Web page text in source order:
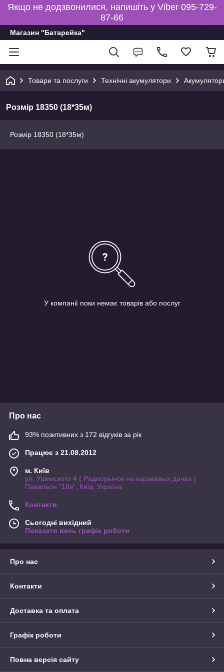
Якщо не додзвонилися, напишіть у Viber 095-729-
87-66
Магазин "Батарейка"
Товари та послуги Технічні акумулятори
Розмір 18350 (18*35м)
Розмір 18350 (18*35м)
У компанії поки немає товарів або послуг
Про нас
93% позитивних з 172 відгуків за рік
Працює з 21.08.2012
м. Київ
ул. Ушинского 4 ( Радиорынок на каравевых дачах )
Павильон "18в", Київ, Україна
Контакти
Сьогодні вихідний
Показати весь графік роботи
Про нас
Контакти
Доставка та оплата
Графік роботи
Повна версія сайту